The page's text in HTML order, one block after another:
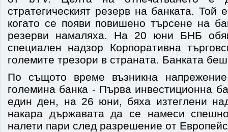
стратегическият резерв на банката.
когато се появи повишено търсене на
резерви намаляха. На 20 юни БНБ
специален надзор Корпоративна
големите трезори в страната. Банката
По същото време възникна
големина банка - Първа инвестиционна
един ден, на 26 юни, бяха изтеглени
накара държавата да се намеси
налети пари след разрешение от